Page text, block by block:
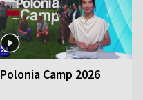
Polonia Camp 2026